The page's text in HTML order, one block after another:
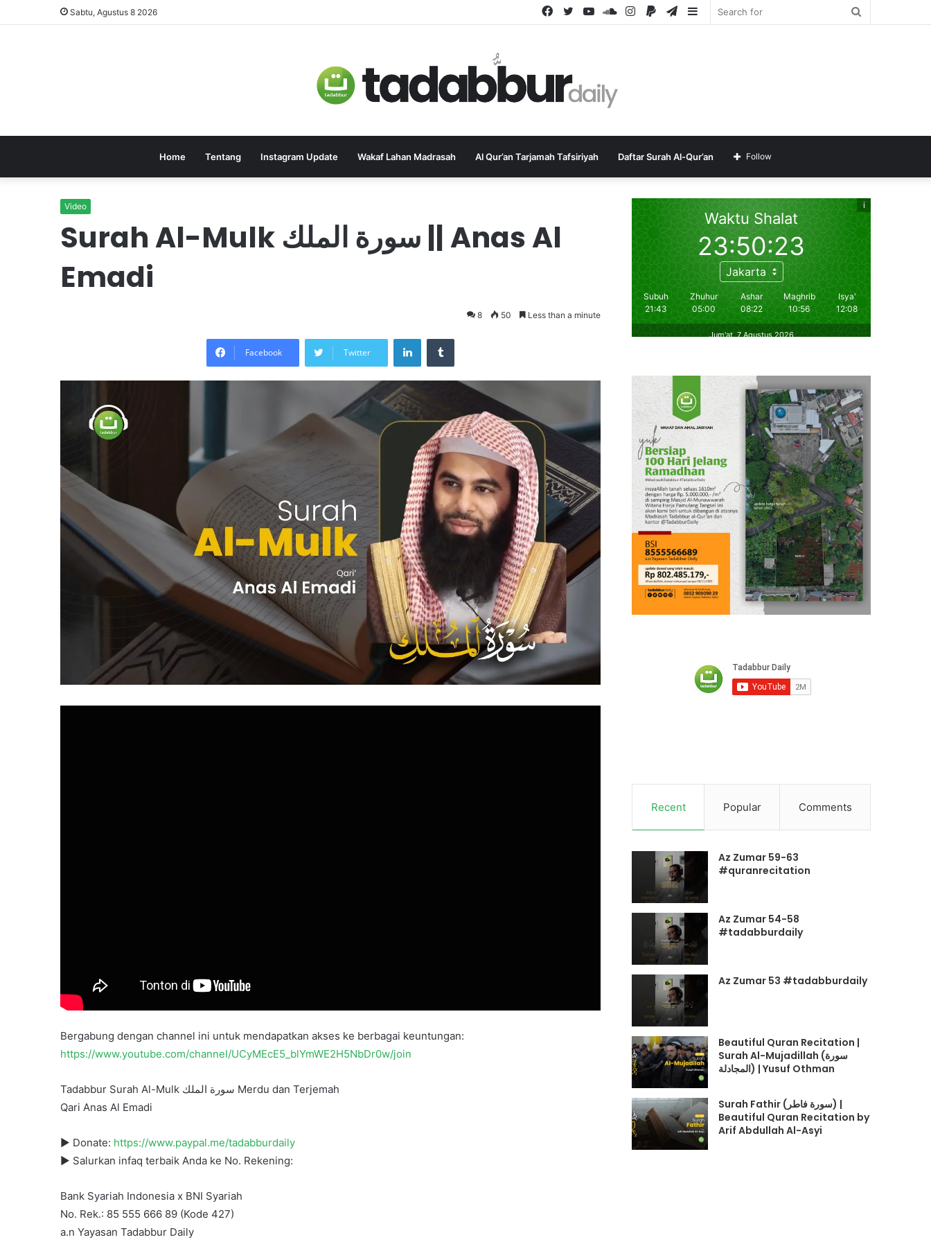
Sabtu, Agustus 8 2026 Sidebar
Telegram
Paypal
Instagram
SoundCloud
YouTube
Twitter
Facebook
Home Tentang Instagram Update Wakaf Lahan Madrasah Al Qur’an Tarjamah Tafsiriyah Daftar Surah Al-Qur’an Follow
Video
Surah Al-Mulk سورة الملك || Anas Al
Emadi
8 50 Less than a minute
Facebook Twitter
LinkedInTumblr
Bergabung dengan channel ini untuk mendapatkan akses ke berbagai keuntungan:
https://www.youtube.com/channel/UCyMEcE5_blYmWE2H5NbDr0w/join
Tadabbur Surah Al-Mulk سورة الملك Merdu dan Terjemah
Qari Anas Al Emadi
► Donate: https://www.paypal.me/tadabburdaily
► Salurkan infaq terbaik Anda ke No. Rekening:
Bank Syariah Indonesia x BNI Syariah
No. Rek.: 85 555 666 89 (Kode 427)
a.n Yayasan Tadabbur Daily
Recent Popular Comments
Az Zumar 59-63
#quranrecitation
Az Zumar 54-58
#tadabburdaily
Az Zumar 53 #tadabburdaily
Beautiful Quran Recitation |
Surah Al-Mujadillah (سورة
المجادلة) | Yusuf Othman
Surah Fathir (سورة فاطر) |
Beautiful Quran Recitation by
Arif Abdullah Al-Asyi